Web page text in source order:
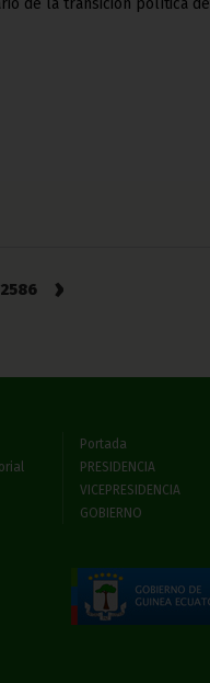
2586 ›
Portada
PRESIDENCIA
VICEPRESIDENCIA
GOBIERNO